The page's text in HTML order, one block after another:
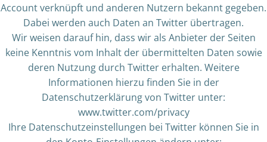
Account verknüpft und anderen Nutzern bekannt gegeben.
Dabei werden auch Daten an Twitter übertragen.
Wir weisen darauf hin, dass wir als Anbieter der Seiten
keine Kenntnis vom Inhalt der übermittelten Daten sowie
deren Nutzung durch Twitter erhalten. Weitere
Informationen hierzu finden Sie in der
Datenschutzerklärung von Twitter unter:
www.twitter.com/privacy
Ihre Datenschutzeinstellungen bei Twitter können Sie in